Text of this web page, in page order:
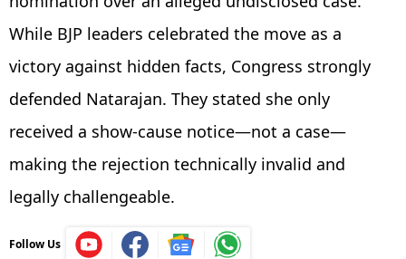
While BJP leaders celebrated the move as a
victory against hidden facts, Congress strongly
defended Natarajan. They stated she only
received a show-cause notice—not a case—
making the rejection technically invalid and
legally challengeable.
Follow Us